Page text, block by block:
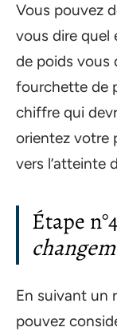
Vous pouvez
vous dire quel
de poids vous
fourchette de
chiffre qui
orientez votre
vers l’atteinte
Étape
En suivant un
pouvez